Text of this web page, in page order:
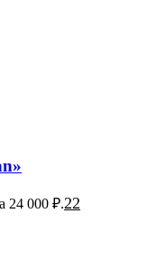
24 000 ₽.22